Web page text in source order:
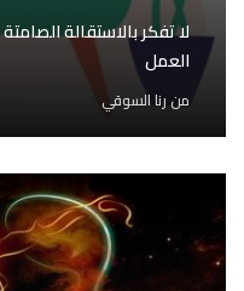
لا تفكر بالاستقالة
العمل
منرنا السوقي